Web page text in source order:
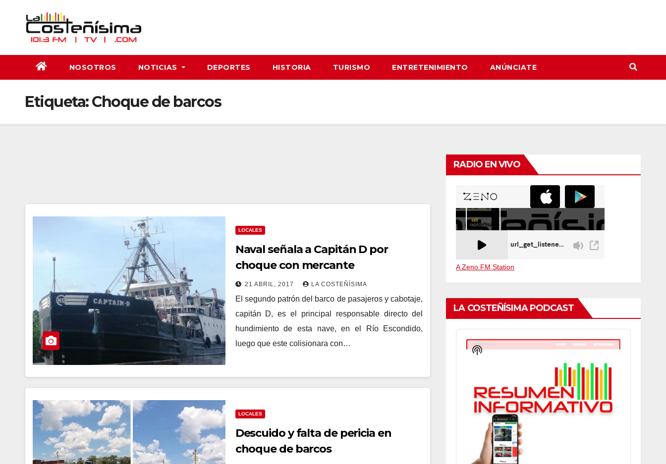
contenido
NOSOTROS NOTICIAS DEPORTES HISTORIA TURISMO ENTRETENIMIENTO ANÚNCIATE
Etiqueta:Choque de barcos
LOCALES
Naval señala a Capitán D por
choque con mercante
21 ABRIL, 2017 LA COSTEÑÍSIMA
El segundo patrón del barco de pasajeros y cabotaje,
capitán D, es el principal responsable directo del
hundimiento de esta nave, en el Río Escondido,
luego que este colisionara con…
LOCALES
Descuido y falta de pericia en
choque de barcos
RADIO EN VIVO
A Zeno.FM Station
LA COSTEÑÍSIMA PODCAST
Audio
Player
Show